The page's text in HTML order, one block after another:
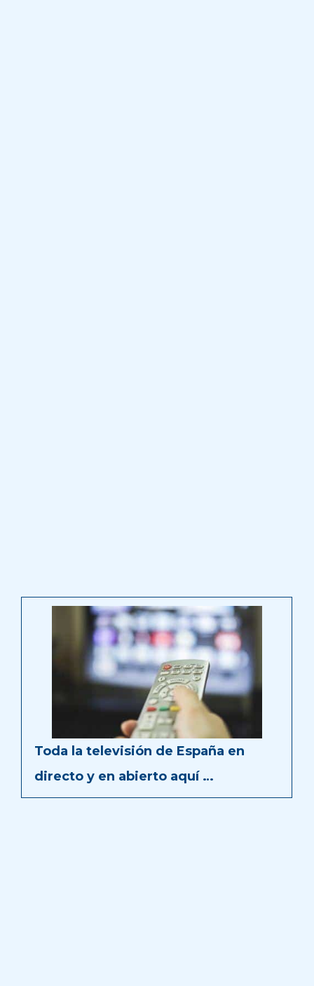
Toda la televisión de España en
directo y en abierto aquí …